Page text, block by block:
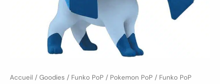
Accueil / Goodies / Funko PoP / Pokemon PoP / Funko PoP